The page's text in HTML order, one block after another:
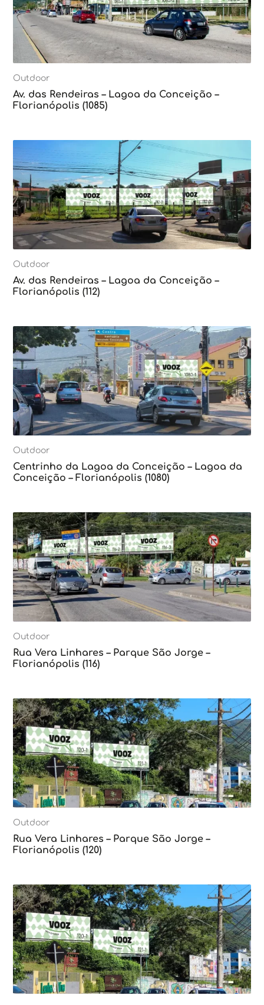
Outdoor
Av. das Rendeiras – Lagoa da Conceição –
Florianópolis (1085)
Outdoor
Av. das Rendeiras – Lagoa da Conceição –
Florianópolis (112)
Outdoor
Centrinho da Lagoa da Conceição – Lagoa da
Conceição – Florianópolis (1080)
Outdoor
Rua Vera Linhares – Parque São Jorge –
Florianópolis (116)
Outdoor
Rua Vera Linhares – Parque São Jorge –
Florianópolis (120)